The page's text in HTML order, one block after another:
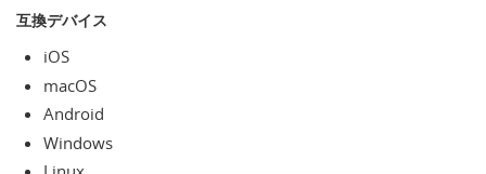
互換デバイス
iOS
macOS
Android
Windows